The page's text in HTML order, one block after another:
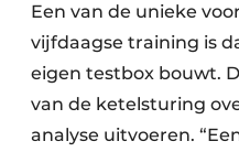
Een van de unieke
vijfdaagse training is
eigen testbox bouwt.
van de ketelsturing
analyse uitvoeren.